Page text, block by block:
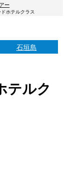
ー
ホテルクラス
石垣島
テルク